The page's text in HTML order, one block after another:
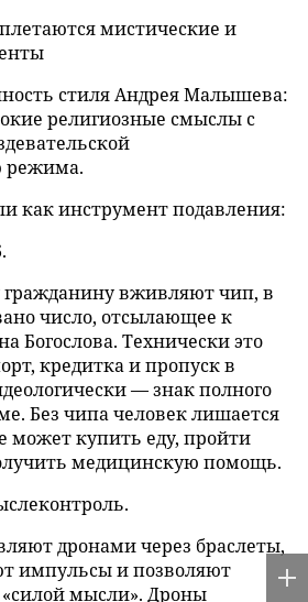
мистические и
стиля Андрея Малышева:
религиозные смыслы с
режима.
как инструмент подавления:
вживляют чип, в
число, отсылающее к
Богослова. Технически это
кредитка и пропуск в
— знак полного
Без чипа человек лишается
может купить еду, пройти
медицинскую помощь.
дронами через браслеты,
импульсы и позволяют
мысли». Дроны